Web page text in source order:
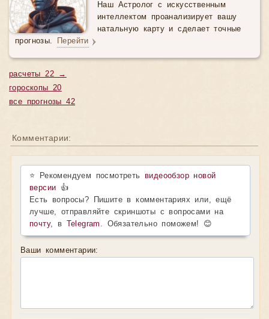
Наш Астролог с искусственным
интеллектом проанализирует вашу
натальную карту и сделает точные
прогнозы. Перейти
расчеты 22 →
гороскопы 20
все прогнозы 42
Комментарии:
⭐ Рекомендуем посмотретьвидеообзор новой
версии 👍
Есть вопросы? Пишите в комментариях или, ещё
лучше, отправляйте скриншоты с вопросами на
почту, в Telegram . Обязательно поможем! 😊
Ваши комментарии: